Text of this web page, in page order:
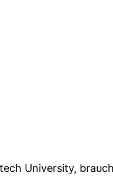
University,